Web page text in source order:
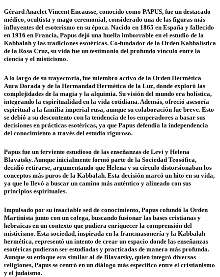
Gérard Anaclet Vincent Encausse, conocido como PAPUS, fue un destacado
médico, ocultista y mago ceremonial, considerado una de las figuras más
influyentes del esoterismo en su época. Nacido en 1865 en España y fallecido
en 1916 en Francia, Papus dejó una huella imborrable en el estudio de la
Kabbalah y las tradiciones esotéricas. Co-fundador de la Orden Kabbalística
de la Rosa Cruz, su vida fue un testimonio del profundo vínculo entre la
ciencia y el misticismo.
A lo largo de su trayectoria, fue miembro activo de la Orden Hermética
Aura Dorada y de la Hermandad Hermética de la Luz, donde exploró las
complejidades de la magia y la alquimia. Su visión del mundo era holística,
integrando la espiritualidad en la vida cotidiana. Además, ofreció asesoría
espiritual a la familia imperial rusa, aunque su colaboración fue breve. Esto
se debió a su descontento con la tendencia de los emperadores a basar sus
decisiones en prácticas esotéricas, ya que Papus defendía la independencia
del conocimiento a través del estudio riguroso.
Papus fue un ferviente estudioso de las enseñanzas de Levi y Helena
Blavatsky. Aunque inicialmente formó parte de la Sociedad Teosófica,
decidió retirarse, argumentando que Helena y su círculo distorsionaban los
conceptos más puros de la Kabbalah. Esta decisión marcó un hito en su vida,
ya que lo llevó a buscar un camino más auténtico y alineado con sus
principios espirituales.
Impulsado por su insaciable sed de conocimiento, Papus cofundó la Orden
Martinista junto con un colega, buscando fusionar las bases cristianas y
hebraicas en un contexto que pudiera enriquecer la comprensión del
misticismo. Esta sociedad, inspirada en la francmasonería y la Kabbalah
hermética, representó un intento de crear un espacio donde las enseñanzas
esotéricas pudieran ser estudiadas y practicadas de manera más profunda.
Aunque su enfoque era similar al de Blavatsky, quien integró diversas
religiones, Papus se centró en un diálogo más específico entre el cristianismo
y el judaísmo.